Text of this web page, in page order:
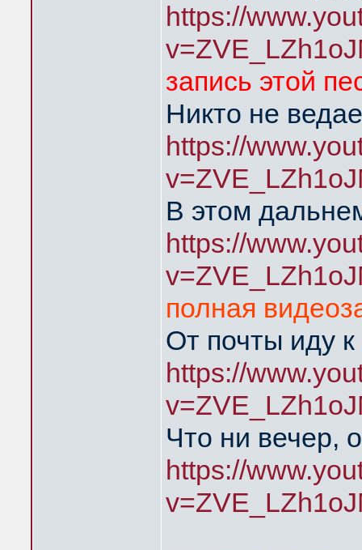
https://
запись этой
Никто не
https://
В этом
https://
полная
От почты иду
https://
Что ни вечер,
https://